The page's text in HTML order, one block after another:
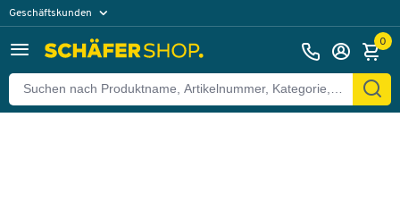
Geschäftskunden
0
Zurück